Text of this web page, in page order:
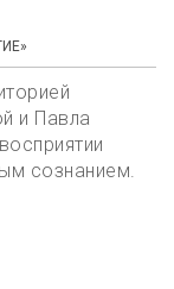
и Павла
сознанием.